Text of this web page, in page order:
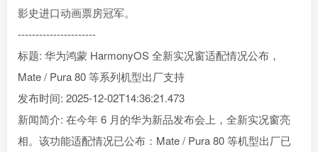
影史进口动画票房冠军。
----------------------
标题: 华为鸿蒙 HarmonyOS 全新实况窗适配情况公布，
Mate / Pura 80 等系列机型出厂支持
发布时间: 2025-12-02T14:36:21.473
新闻简介: 在今年 6 月的华为新品发布会上，全新实况窗亮
相。该功能适配情况已公布：Mate / Pura 80 等机型出厂已